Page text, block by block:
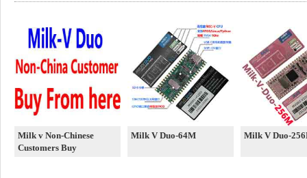
Milk v Non-Chinese
Customers Buy
Milk V Duo-64M Milk V Duo-